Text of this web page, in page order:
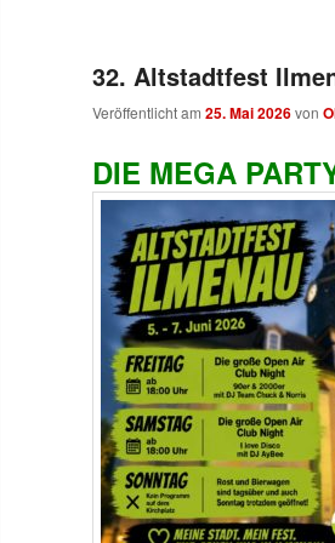
32. Altstadtfest
Veröffentlicht am 25. Mai 2026von
DIE MEGA